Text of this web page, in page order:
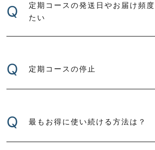
Q
定期コースの発送日やお届け頻
たい
Q 定期コースの停止
Q 最もお得に使い続ける方法は？